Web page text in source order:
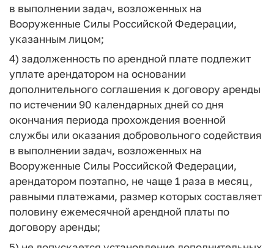
в выполнении задач, возложенных на
Вооруженные Силы Российской Федерации,
указанным лицом;
4) задолженность по арендной плате подлежит
уплате арендатором на основании
дополнительного соглашения к договору аренды
по истечении 90 календарных дней со дня
окончания периода прохождения военной
службы или оказания добровольного содействия
в выполнении задач, возложенных на
Вооруженные Силы Российской Федерации,
арендатором поэтапно, не чаще 1 раза в месяц,
равными платежами, размер которых составляет
половину ежемесячной арендной платы по
договору аренды;